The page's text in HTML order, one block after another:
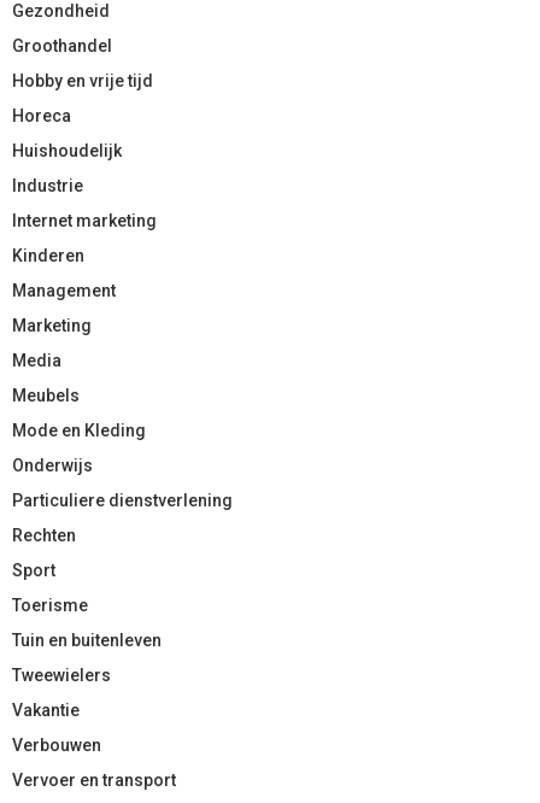
Gezondheid
Groothandel
Hobby en vrije tijd
Horeca
Huishoudelijk
Industrie
Internet marketing
Kinderen
Management
Marketing
Media
Meubels
Mode en Kleding
Onderwijs
Particuliere dienstverlening
Rechten
Sport
Toerisme
Tuin en buitenleven
Tweewielers
Vakantie
Verbouwen
Vervoer en transport